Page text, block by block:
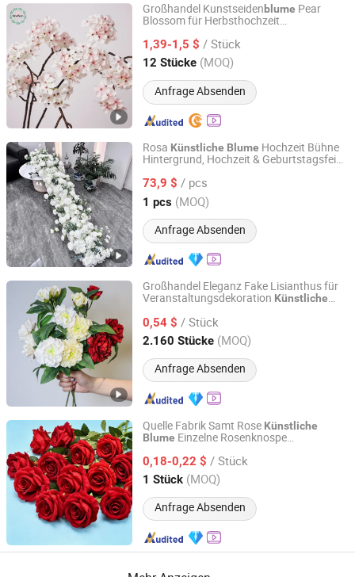
Großhandel Kunstseidenblume Pear
Blossom für Herbsthochzeit
1,39-1,5 $ / Stück
12 Stücke (MOQ)
Anfrage Absenden
Weifang Sinoflora Crafts Co., Ltd.
Shandong, China Seit 2026
Rosa Künstliche Blume Hochzeit Bühne
Hintergrund, Hochzeit & Geburtstagsfeier
73,9 $ / pcs
1 pcs (MOQ)
Anfrage Absenden
Yiwu Orchid Craft Co., Ltd.
Zhejiang, China Seit 2026
Großhandel Eleganz Fake Lisianthus für
Veranstaltungsdekoration Künstliche
0,54 $ / Stück
2.160 Stücke (MOQ)
Anfrage Absenden
Shenzhen Fayfun Crafts Co., Ltd.
Guangdong, China Seit 2023
Quelle Fabrik Samt Rose Künstliche
Blume Einzelne Rosenknospe
Valentinstagsgeschenk Großhandel
0,18-0,22 $ / Stück
1 Stück (MOQ)
Anfrage Absenden
Yiwu Orchid Craft Co., Ltd.
Zhejiang, China Seit 2026